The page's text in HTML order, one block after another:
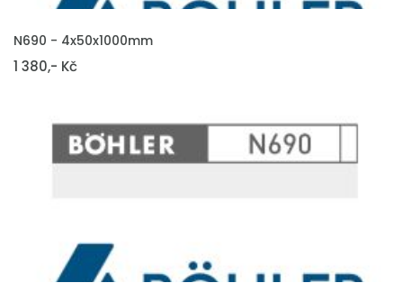
VLOŽIT DO KOŠÍKU
N690 - 4x50x1000mm
1 380,- Kč